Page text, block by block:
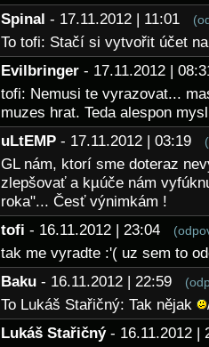
Spinal - 17.11.2012 | 11:01
To tofi: Stačí si vytvořit účet
Evilbringer - 17.11.2012 |
tofi: Nemusi te vyrazovat...
muzes hrat. Teda alespon
uLtEMP - 17.11.2012 | 03:19
GL nám, ktorí sme doteraz
zlepšovať a kµúče nám
roka"... Česť výnimkám !
tofi - 16.11.2012 | 23:04
tak me vyradte :'( uz sem to
Baku - 16.11.2012 | 22:59
To Lukáš Stařičný: Tak nějak
Lukáš Stařičný - 16.11.2012